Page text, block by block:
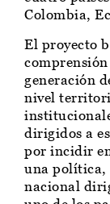
Colombia,
El proyecto
generación
nivel
dirigidos a
por incidir
una política,
nacional